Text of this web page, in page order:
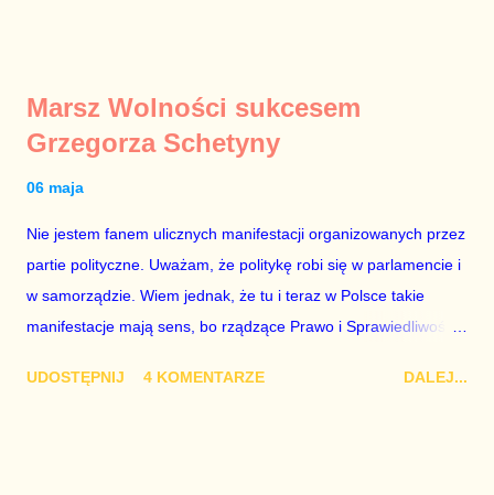
Emmanuel Macron /fot. Facundo Arrizabalaga/EPA
Marsz Wolności sukcesem
Grzegorza Schetyny
06 maja
Nie jestem fanem ulicznych manifestacji organizowanych przez
partie polityczne. Uważam, że politykę robi się w parlamencie i
w samorządzie. Wiem jednak, że tu i teraz w Polsce takie
manifestacje mają sens, bo rządzące Prawo i Sprawiedliwość
Grzegorz Schetyna jest mistrzem nie tylko zakulisowych
UDOSTĘPNIJ 4 KOMENTARZE DALEJ...